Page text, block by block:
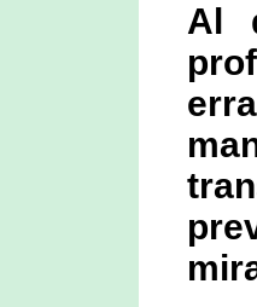
Al